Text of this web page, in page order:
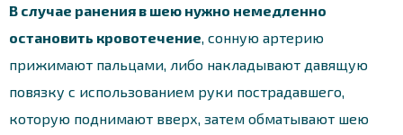
В случае ранения в шею нужно немедленно
остановить кровотечение , сонную артерию
прижимают пальцами, либо накладывают давящую
повязку с использованием руки пострадавшего,
которую поднимают вверх, затем обматывают шею